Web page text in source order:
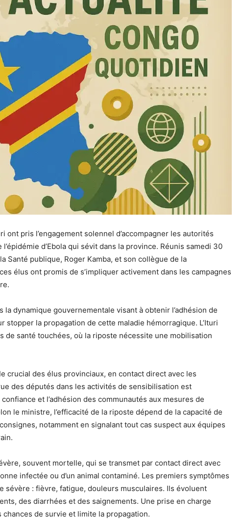
ont pris l’engagement solennel d’accompagner les autorités
d’Ebola qui sévit dans la province. Réunis samedi 30
Santé publique, Roger Kamba, et son collègue de la
élus ont promis de s’impliquer activement dans les campagnes
la dynamique gouvernementale visant à obtenir l’adhésion de
stopper la propagation de cette maladie hémorragique. L’Ituri
de santé touchées, où la riposte nécessite une mobilisation
crucial des élus provinciaux, en contact direct avec les
des députés dans les activités de sensibilisation est
et l’adhésion des communautés aux mesures de
le ministre, l’efficacité de la riposte dépend de la capacité de
notamment en signalant tout cas suspect aux équipes
souvent mortelle, qui se transmet par contact direct avec
infectée ou d’un animal contaminé. Les premiers symptômes
sévère : fièvre, fatigue, douleurs musculaires. Ils évoluent
des diarrhées et des saignements. Une prise en charge
de survie et limite la propagation.